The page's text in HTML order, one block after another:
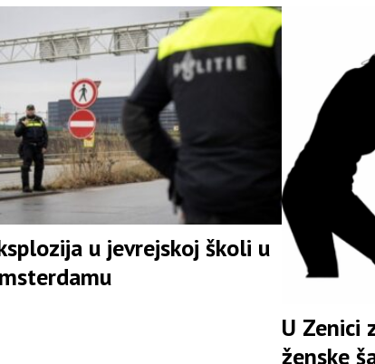
u jevrejskoj školi u
U Zenici
ženske